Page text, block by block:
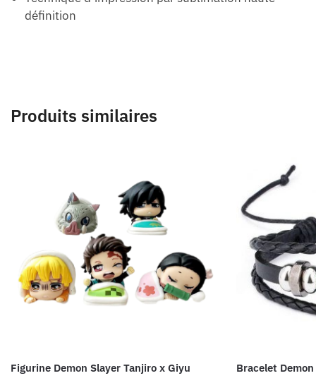
définition
Produits similaires
Figurine Demon Slayer Tanjiro x Giyu Bracelet